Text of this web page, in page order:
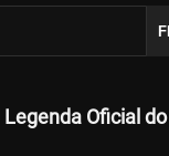
Legenda Oficial